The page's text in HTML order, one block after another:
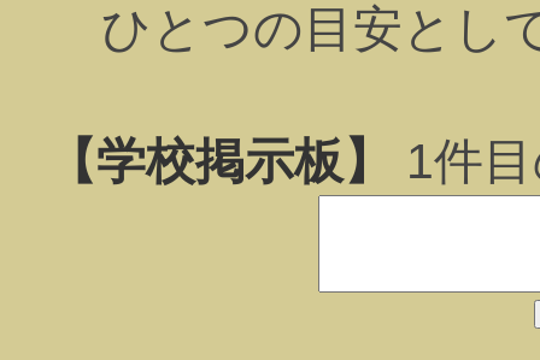
ひとつの目安とし
【学校掲示板】 1件